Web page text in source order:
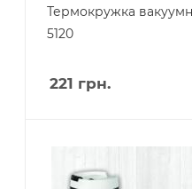
Термокружка
5120
221 грн.